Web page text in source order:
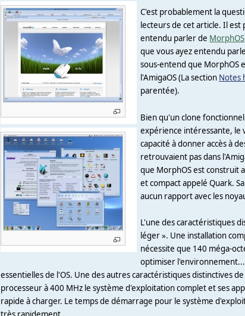
C'est probablement la
lecteurs de cet article. Il est
entendu parler de MorphOS
que vous ayez entendu
sous-entend que MorphOS
l'AmigaOS (La section Notes
parentée).
Bien qu'un clone
expérience intéressante, le
capacité à donner accès à
retrouvaient pas dans
que MorphOS est construit
et compact appelé Quark.
aucun rapport avec les
L'une des caractéristiques
léger ». Une installation
nécessite que 140 méga-
optimiser
essentielles de l'OS. Une des autres caractéristiques distinctives
processeur à 400 MHz le système d'exploitation complet et ses
rapide à charger. Le temps de démarrage pour le système